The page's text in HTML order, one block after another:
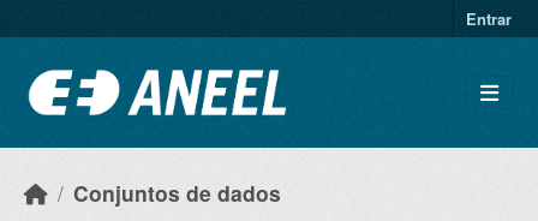
Entrar
Conjuntos de dados